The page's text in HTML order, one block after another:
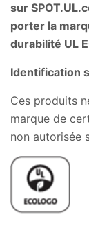
sur
porter la
durabilité UL
Identification
Ces produits
marque de
non autorisée